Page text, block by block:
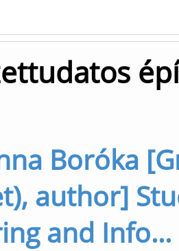
Boróka
author]
and Info...